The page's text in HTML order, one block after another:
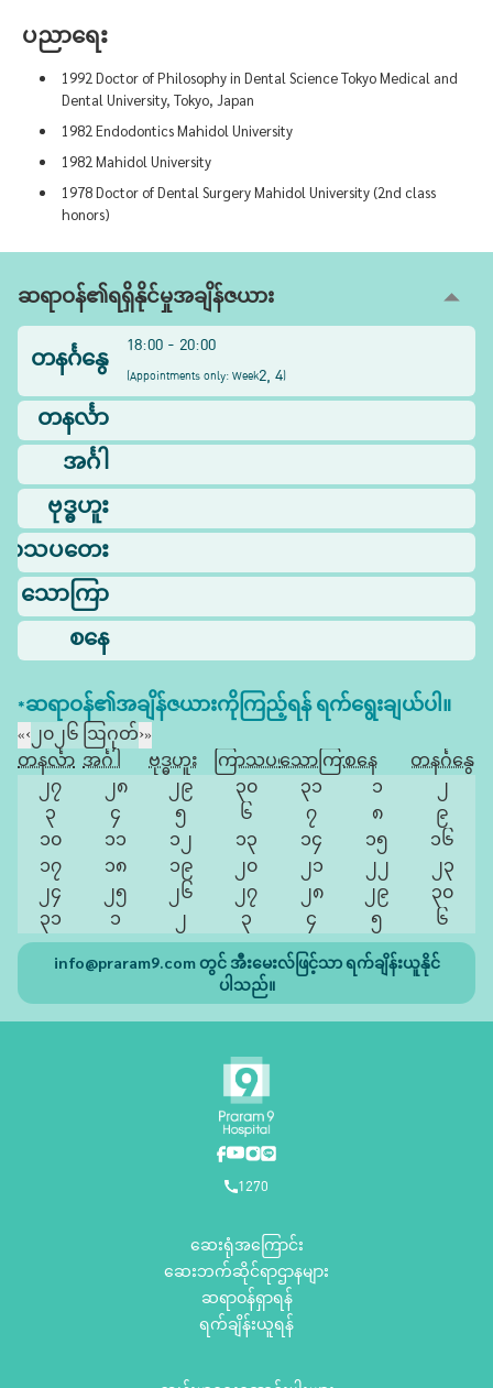
ပညာရေး
1992 Doctor of Philosophy in Dental Science Tokyo Medical and
Dental University, Tokyo, Japan
1982 Endodontics Mahidol University
1982 Mahidol University
1978 Doctor of Dental Surgery Mahidol University (2nd class
honors)
ဆရာဝန်၏ရရှိနိုင်မှုအချိန်ဇယား
တနင်္ဂနွေ
18:00 - 20:00
(Appointments only: Week2, 4)
တနင်္လာ
အင်္ဂါ
ဗုဒ္ဓဟူး
ာသပတေး
သောကြာ
စနေ
*ဆရာဝန်၏အချိန်ဇယားကိုကြည့်ရန် ရက်ရွေးချယ်ပါ။
«‹ ၂၀၂၆ ဩဂုတ်›»
တနင်္လာ အင်္ဂါ ဗုဒ္ဓဟူး ကြာသပတေးသောကြာစနေ
တနင်္ဂနွေ
၂၇
၂၈ ၂၉ ၃၀ ၃၁ ၁
၂
၃
၄ ၅ ၆ ၇ ၈
၉
၁၀
၁၁ ၁၂ ၁၃ ၁၄ ၁၅
၁၆
၁၇
၁၈ ၁၉ ၂၀ ၂၁ ၂၂
၂၃
၂၄
၂၅ ၂၆ ၂၇ ၂၈ ၂၉
၃၀
၃၁
၁ ၂ ၃ ၄ ၅ ၆
info@praram9.comတွင် အီးမေးလ်ဖြင့်သာ ရက်ချိန်းယူနိုင်
ပါသည်။
1270
ဆေးရုံအကြောင်း
ဆေးဘက်ဆိုင်ရာဌာနများ
ဆရာဝန်ရှာရန်
ရက်ချိန်းယူရန်